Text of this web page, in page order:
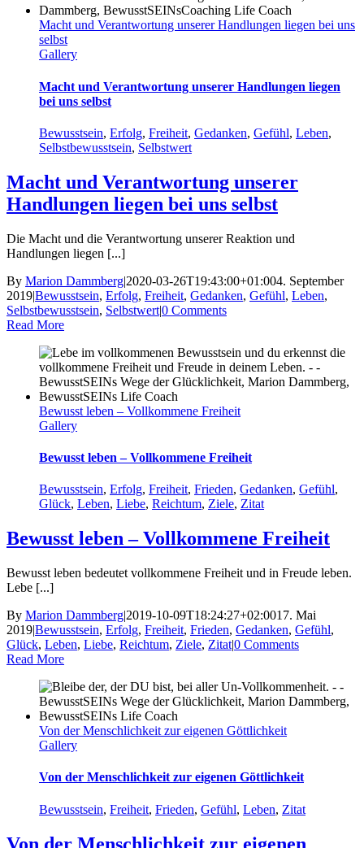
Macht und Verantwortung unserer Handlungen liegen bei uns
selbst
Gallery
Macht und Verantwortung unserer Handlungen liegen
bei uns selbst
Bewusstsein, Erfolg, Freiheit, Gedanken, Gefühl, Leben,
Selbstbewusstsein, Selbstwert
Macht und Verantwortung unserer
Handlungen liegen bei uns selbst
Die Macht und die Verantwortung unserer Reaktion und
Handlungen liegen [...]
By Marion Dammberg|2020-03-26T19:43:00+01:004. September
2019|Bewusstsein, Erfolg, Freiheit, Gedanken, Gefühl, Leben,
Selbstbewusstsein, Selbstwert|0 Comments
Read More
Bewusst leben – Vollkommene Freiheit
Gallery
Bewusst leben – Vollkommene Freiheit
Bewusstsein, Erfolg, Freiheit, Frieden, Gedanken, Gefühl,
Glück, Leben, Liebe, Reichtum, Ziele, Zitat
Bewusst leben – Vollkommene Freiheit
Bewusst leben bedeutet vollkommene Freiheit und in Freude leben.
Lebe [...]
By Marion Dammberg|2019-10-09T18:24:27+02:0017. Mai
2019|Bewusstsein, Erfolg, Freiheit, Frieden, Gedanken, Gefühl,
Glück, Leben, Liebe, Reichtum, Ziele, Zitat|0 Comments
Read More
Von der Menschlichkeit zur eigenen Göttlichkeit
Gallery
Von der Menschlichkeit zur eigenen Göttlichkeit
Bewusstsein, Freiheit, Frieden, Gefühl, Leben, Zitat
Von der Menschlichkeit zur eigenen